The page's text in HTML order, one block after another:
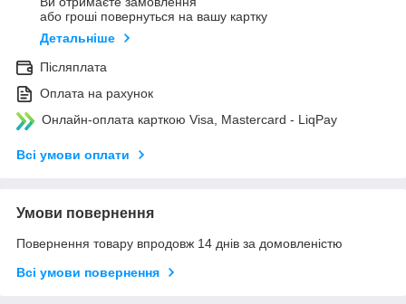
або гроші повернуться на вашу картку
Детальніше
Післяплата
Оплата на рахунок
Онлайн-оплата карткою Visa, Mastercard - LiqPay
Всі умови оплати
Умови повернення
Повернення товару впродовж 14 днів за домовленістю
Всі умови повернення